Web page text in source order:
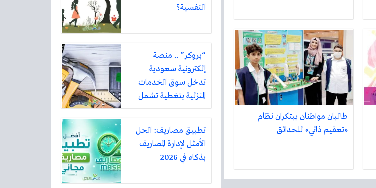
طالبان مواطنان يبتكران نظام
«تعقيم ذاتي» للحدائق
النفسية؟
“بروكر” .. منصة
إلكترونية سعودية
تدخل سوق الخدمات
المنزلية بتغطية تشمل
أكثر من ثلاثين مدينة
تطبيق مصاريف: الحل
الأمثل لإدارة المصاريف
بذكاء في 2026